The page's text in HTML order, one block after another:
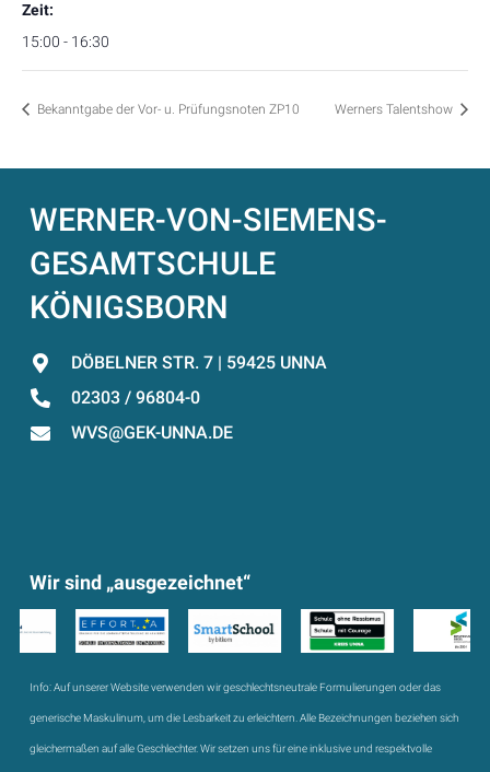
Zeit:
15:00 - 16:30
Bekanntgabe der Vor- u. Prüfungsnoten ZP10 Werners Talentshow
WERNER-VON-SIEMENS-
GESAMTSCHULE
KÖNIGSBORN
DÖBELNER STR. 7 | 59425 UNNA
02303 / 96804-0
WVS@GEK-UNNA.DE
Wir sind „ausgezeichnet“
Info:Auf unserer Website verwenden wir geschlechtsneutrale Formulierungen oder das
generische Maskulinum, um die Lesbarkeit zu erleichtern. Alle Bezeichnungen beziehen sich
gleichermaßen auf alle Geschlechter. Wir setzen uns für eine inklusive und respektvolle